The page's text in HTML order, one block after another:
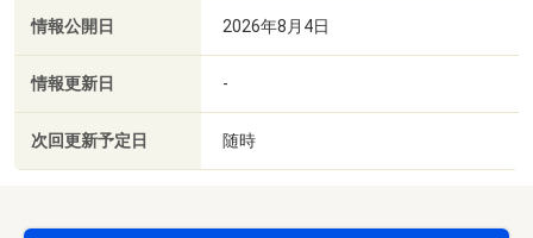
情報公開日 2026年8月4日
情報更新日 -
次回更新予定日 随時